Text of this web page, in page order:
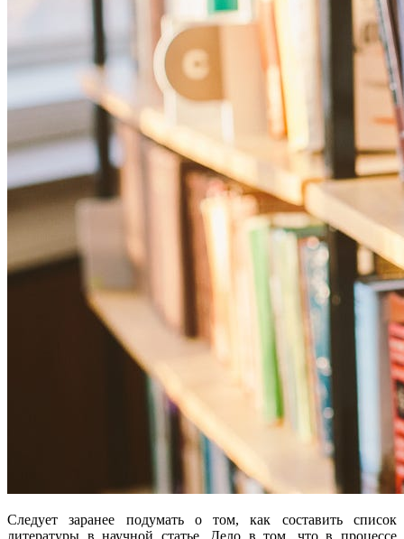
Следует заранее подумать о том, как составить список
литературы в научной статье. Дело в том, что в процессе